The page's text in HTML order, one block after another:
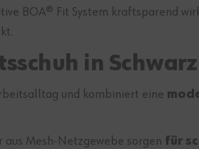
BOA® Fit System kraftsparend
in Schwarz
und kombiniert eine
Mesh-Netzgewebe sorgen für